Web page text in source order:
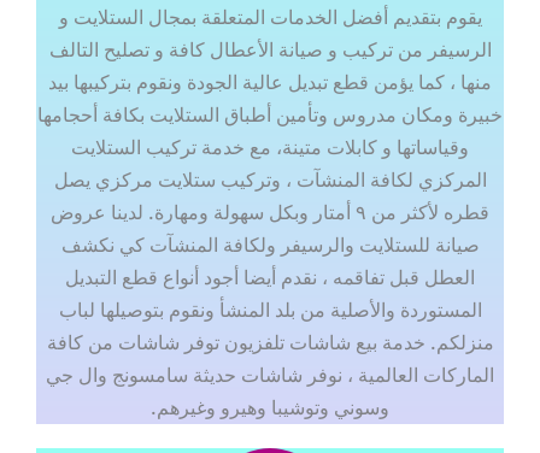
يقوم بتقديم أفضل الخدمات المتعلقة بمجال الستلايت و
الرسيفر من تركيب و صيانة الأعطال كافة و تصليح التالف
منها ، كما يؤمن قطع تبديل عالية الجودة ونقوم بتركيبها بيد
خبيرة ومكان مدروس وتأمين أطباق الستلايت بكافة أحجامها
وقياساتها و كابلات متينة، مع خدمة تركيب الستلايت
المركزي لكافة المنشآت ، وتركيب ستلايت مركزي يصل
قطره لأكثر من ٩ أمتار وبكل سهولة ومهارة. لدينا عروض
صيانة للستلايت والرسيفر ولكافة المنشآت كي نكشف
العطل قبل تفاقمه ، نقدم أيضا أجود أنواع قطع التبديل
المستوردة والأصلية من بلد المنشأ ونقوم بتوصيلها لباب
منزلكم. خدمة بيع شاشات تلفزيون توفر شاشات من كافة
الماركات العالمية ، نوفر شاشات حديثة سامسونج وال جي
وسوني وتوشيبا وهيرو وغيرهم.